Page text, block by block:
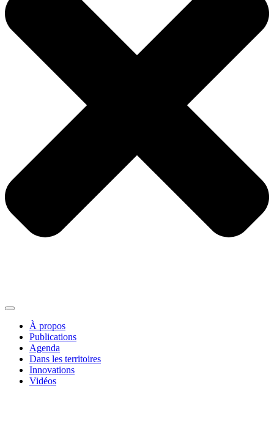
À propos
Publications
Agenda
Dans les territoires
Innovations
Vidéos